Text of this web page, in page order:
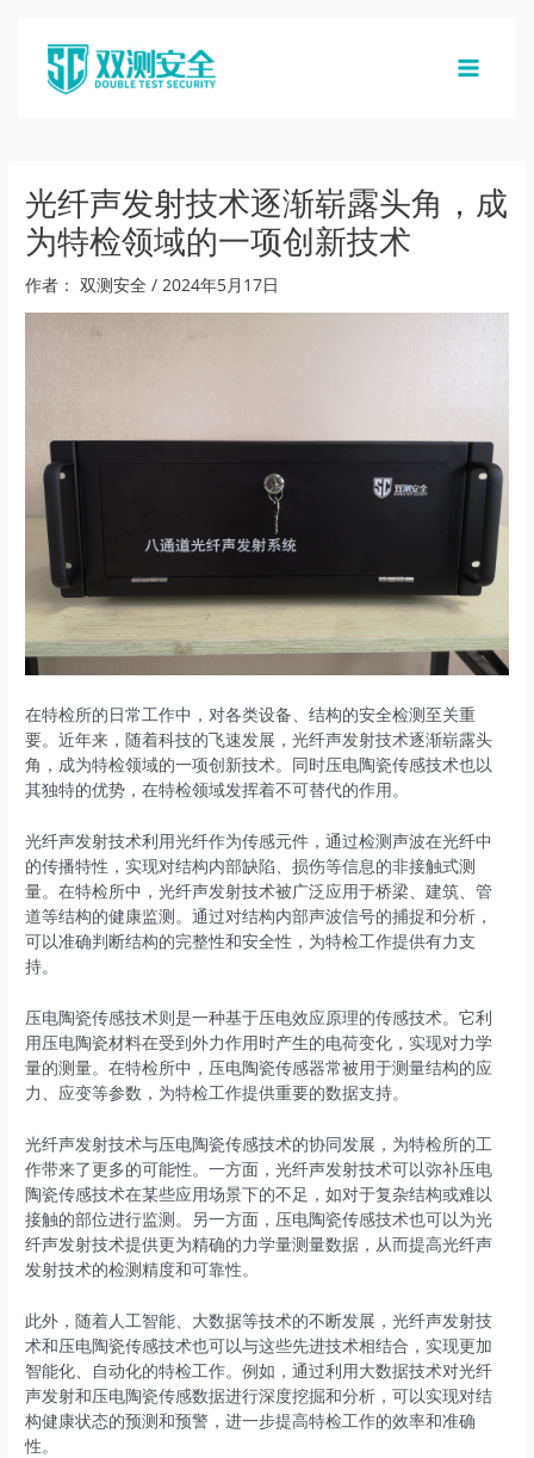
MAIN
光纤声发射技术逐渐崭露头角，成
为特检领域的一项创新技术
作者： 双测安全/2024年5月17日
在特检所的日常工作中，对各类设备、结构的安全检测至关重
要。近年来，随着科技的飞速发展，光纤声发射技术逐渐崭露头
角，成为特检领域的一项创新技术。同时压电陶瓷传感技术也以
其独特的优势，在特检领域发挥着不可替代的作用。
光纤声发射技术利用光纤作为传感元件，通过检测声波在光纤中
的传播特性，实现对结构内部缺陷、损伤等信息的非接触式测
量。在特检所中，光纤声发射技术被广泛应用于桥梁、建筑、管
道等结构的健康监测。通过对结构内部声波信号的捕捉和分析，
可以准确判断结构的完整性和安全性，为特检工作提供有力支
持。
压电陶瓷传感技术则是一种基于压电效应原理的传感技术。它利
用压电陶瓷材料在受到外力作用时产生的电荷变化，实现对力学
量的测量。在特检所中，压电陶瓷传感器常被用于测量结构的应
力、应变等参数，为特检工作提供重要的数据支持。
光纤声发射技术与压电陶瓷传感技术的协同发展，为特检所的工
作带来了更多的可能性。一方面，光纤声发射技术可以弥补压电
陶瓷传感技术在某些应用场景下的不足，如对于复杂结构或难以
接触的部位进行监测。另一方面，压电陶瓷传感技术也可以为光
纤声发射技术提供更为精确的力学量测量数据，从而提高光纤声
发射技术的检测精度和可靠性。
此外，随着人工智能、大数据等技术的不断发展，光纤声发射技
术和压电陶瓷传感技术也可以与这些先进技术相结合，实现更加
智能化、自动化的特检工作。例如，通过利用大数据技术对光纤
声发射和压电陶瓷传感数据进行深度挖掘和分析，可以实现对结
构健康状态的预测和预警，进一步提高特检工作的效率和准确
性。